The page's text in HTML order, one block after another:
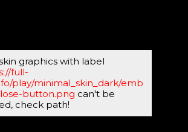
graphics with label
full-
play/minimal_skin_dark/emb
button.png can't be
check path!